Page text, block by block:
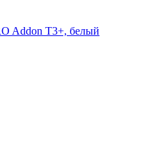
Addon T3+, белый